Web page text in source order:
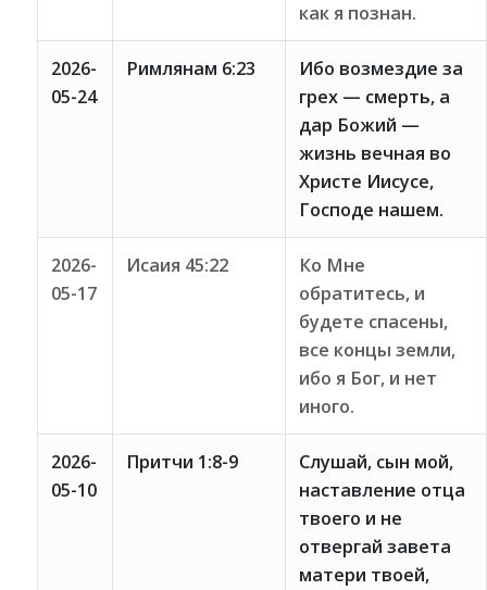
как я познан.
2026-
05-24
Римлянам 6:23
Ибо возмездие за
грех — смерть, а
дар Божий —
жизнь вечная во
Христе Иисусе,
Господе нашем.
2026-
05-17
Исаия 45:22
Ко Мне
обратитесь, и
будете спасены,
все концы земли,
ибо я Бог, и нет
иного.
2026-
05-10
Притчи 1:8-9
Слушай, сын мой,
наставление отца
твоего и не
отвергай завета
матери твоей,